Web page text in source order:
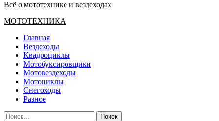
Всё о мототехнике и вездеходах
Основное
МОТОТЕХНИКА
Главная
Вездеходы
Квадроциклы
Мотобуксировщики
Мотовездеходы
Мотоциклы
Снегоходы
Разное
Найти: